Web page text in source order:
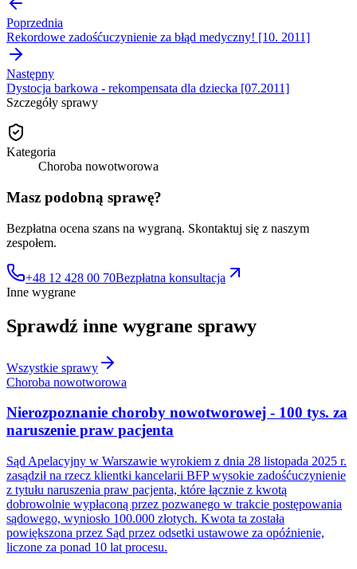
Poprzednia
Rekordowe zadośćuczynienie za błąd medyczny! [10. 2011]
Następny
Dystocja barkowa - rekompensata dla dziecka [07.2011]
Szczegóły sprawy
Kategoria
Choroba nowotworowa
Masz podobną sprawę?
Bezpłatna ocena szans na wygraną. Skontaktuj się z naszym
zespołem.
+48 12 428 00 70Bezpłatna konsultacja
Inne wygrane
Sprawdź inne wygrane sprawy
Wszystkie sprawy
Choroba nowotworowa
Nierozpoznanie choroby nowotworowej - 100 tys. za
naruszenie praw pacjenta
Sąd Apelacyjny w Warszawie wyrokiem z dnia 28 listopada 2025 r.
zasądził na rzecz klientki kancelarii BFP wysokie zadośćuczynienie
z tytułu naruszenia praw pacjenta, które łącznie z kwotą
dobrowolnie wypłaconą przez pozwanego w trakcie postępowania
sądowego, wyniosło 100.000 złotych. Kwota ta została
powiększona przez Sąd przez odsetki ustawowe za opóźnienie,
liczone za ponad 10 lat procesu.